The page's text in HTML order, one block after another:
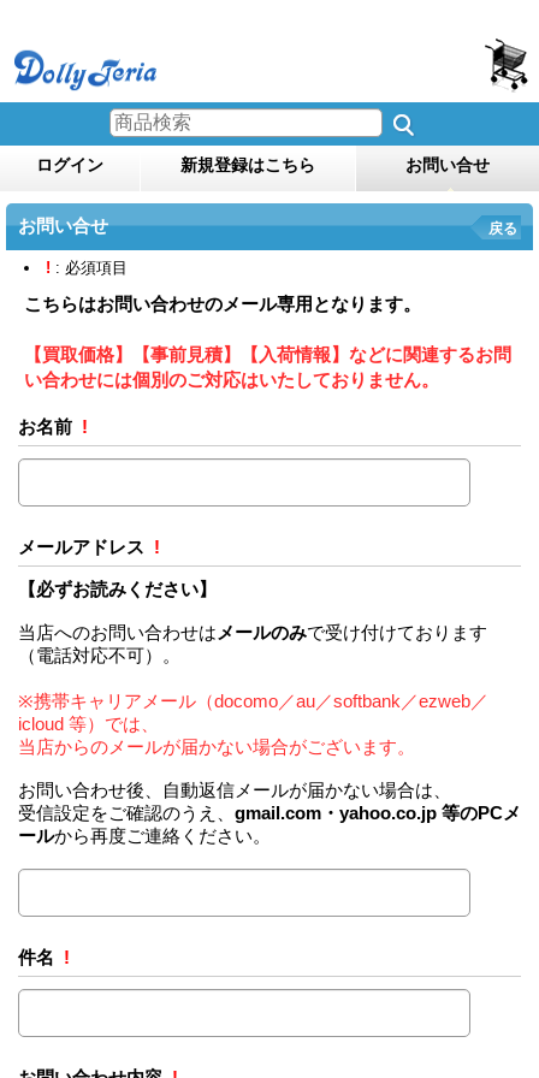
ログイン 新規登録はこちら お問い合せ
お問い合せ 戻る
! : 必須項目
こちらはお問い合わせのメール専用となります。
【買取価格】【事前見積】【入荷情報】などに関連するお問
い合わせには個別のご対応はいたしておりません。
お名前 !
メールアドレス !
【必ずお読みください】
当店へのお問い合わせは メールのみで受け付けております
（電話対応不可）。
※携帯キャリアメール（docomo／au／softbank／ezweb／
icloud 等）では、
当店からのメールが届かない場合がございます。
お問い合わせ後、自動返信メールが届かない場合は、
受信設定をご確認のうえ、 gmail.com・yahoo.co.jp 等のPCメ
ールから再度ご連絡ください。
件名 !